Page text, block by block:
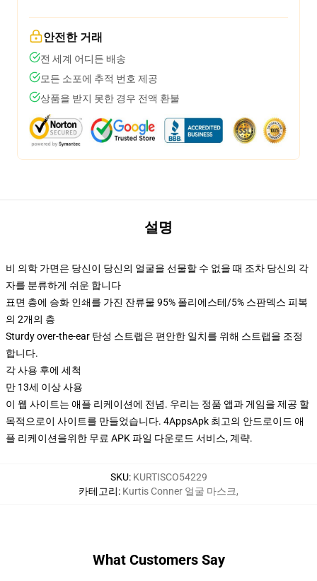
안전한 거래
전 세계 어디든 배송
모든 소포에 추적 번호 제공
상품을 받지 못한 경우 전액 환불
설명
비 의학 가면은 당신이 당신의 얼굴을 선물할 수 없을 때 조차 당신의 각
자를 분류하게 쉬운 합니다
표면 층에 승화 인쇄를 가진 잔류물 95% 폴리에스테/5% 스판덱스 피복
의 2개의 층
Sturdy over-the-ear 탄성 스트랩은 편안한 일치를 위해 스트랩을 조정
합니다.
각 사용 후에 세척
만 13세 이상 사용
이 웹 사이트는 애플 리케이션에 전념. 우리는 정품 앱과 게임을 제공 할
목적으로이 사이트를 만들었습니다. 4AppsApk 최고의 안드로이드 애
플 리케이션을위한 무료 APK 파일 다운로드 서비스, 계략.
SKU: KURTISCO54229
카테고리: Kurtis Conner 얼굴 마스크,
What Customers Say